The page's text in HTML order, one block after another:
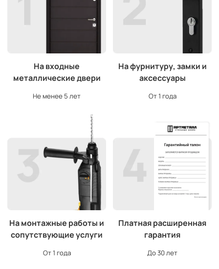
На входные
металлические двери
Не менее 5 лет
На фурнитуру, замки и
аксессуары
От 1 года
На монтажные работы и
сопутствующие услуги
От 1 года
Платная расширенная
гарантия
До 30 лет